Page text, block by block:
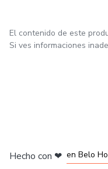
El contenido de este
Si ves informaciones
Hecho con ❤ en Belo